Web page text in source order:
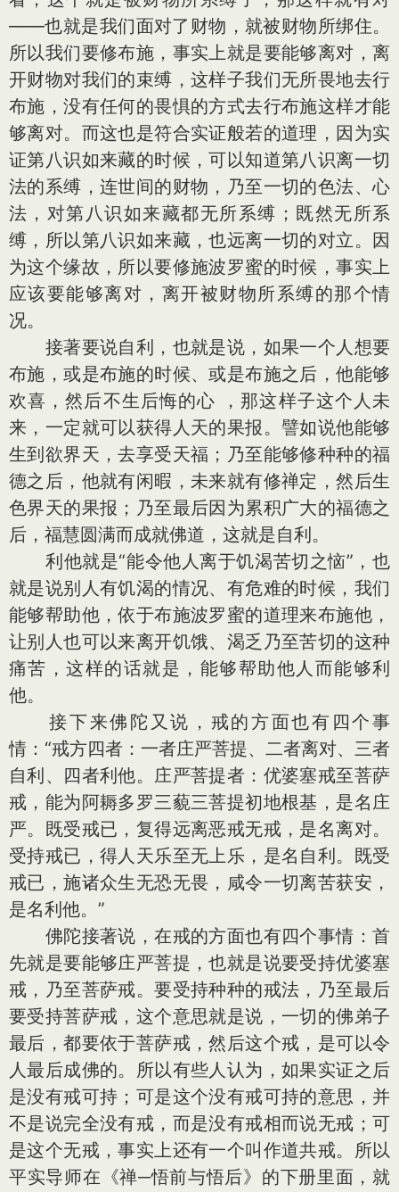
——也就是我们面对了财物，就被财物所绑住。
所以我们要修布施，事实上就是要能够离对，离
开财物对我们的束缚，这样子我们无所畏地去行
布施，没有任何的畏惧的方式去行布施这样才能
够离对。而这也是符合实证般若的道理，因为实
证第八识如来藏的时候，可以知道第八识离一切
法的系缚，连世间的财物，乃至一切的色法、心
法，对第八识如来藏都无所系缚；既然无所系
缚，所以第八识如来藏，也远离一切的对立。因
为这个缘故，所以要修施波罗蜜的时候，事实上
应该要能够离对，离开被财物所系缚的那个情
况。
接著要说自利，也就是说，如果一个人想要
布施，或是布施的时候、或是布施之后，他能够
欢喜，然后不生后悔的心 ，那这样子这个人未
来，一定就可以获得人天的果报。譬如说他能够
生到欲界天，去享受天福；乃至能够修种种的福
德之后，他就有闲暇，未来就有修禅定，然后生
色界天的果报；乃至最后因为累积广大的福德之
后，福慧圆满而成就佛道，这就是自利。
利他就是“能令他人离于饥渴苦切之恼”，也
就是说别人有饥渴的情况、有危难的时候，我们
能够帮助他，依于布施波罗蜜的道理来布施他，
让别人也可以来离开饥饿、渴乏乃至苦切的这种
痛苦，这样的话就是，能够帮助他人而能够利
他。
接下来佛陀又说，戒的方面也有四个事
情：“戒方四者：一者庄严菩提、二者离对、三者
自利、四者利他。庄严菩提者：优婆塞戒至菩萨
戒，能为阿耨多罗三藐三菩提初地根基，是名庄
严。既受戒已，复得远离恶戒无戒，是名离对。
受持戒已，得人天乐至无上乐，是名自利。既受
戒已，施诸众生无恐无畏，咸令一切离苦获安，
是名利他。”
佛陀接著说，在戒的方面也有四个事情：首
先就是要能够庄严菩提，也就是说要受持优婆塞
戒，乃至菩萨戒。要受持种种的戒法，乃至最后
要受持菩萨戒，这个意思就是说，一切的佛弟子
最后，都要依于菩萨戒，然后这个戒，是可以令
人最后成佛的。所以有些人认为，如果实证之后
是没有戒可持；可是这个没有戒可持的意思，并
不是说完全没有戒，而是没有戒相而说无戒；可
是这个无戒，事实上还有一个叫作道共戒。所以
平实导师在《禅─悟前与悟后》的下册里面，就